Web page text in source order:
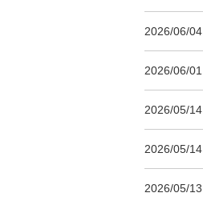
2026/06/04
2026/06/01
2026/05/14
2026/05/14
2026/05/13